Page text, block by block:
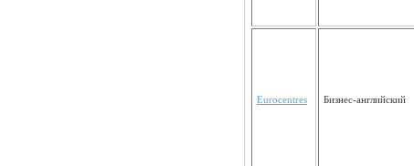
Eurocentres Бизнес-английский